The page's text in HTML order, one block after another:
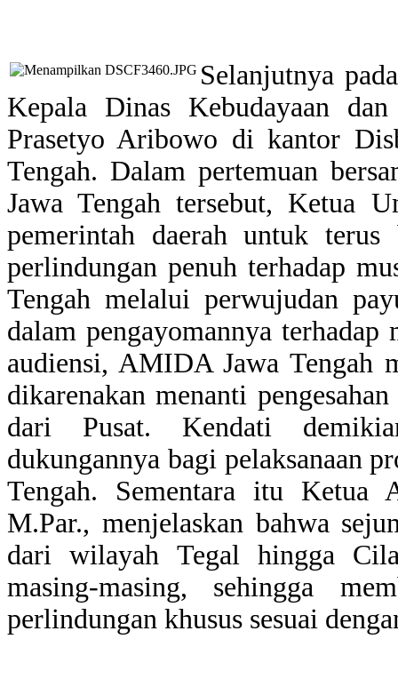
Selanjutnya
Kepala Dinas Kebudayaan
Prasetyo Aribowo di kantor
Tengah. Dalam pertemuan
Jawa Tengah tersebut, Ketua
pemerintah daerah untuk terus
perlindungan penuh terhadap
Tengah melalui perwujudan
dalam pengayomannya terhadap
audiensi, AMIDA Jawa Tengah
dikarenakan menanti
dari Pusat. Kendati
dukungannya bagi pelaksanaan
Tengah. Sementara itu Ketua
M.Par., menjelaskan bahwa
dari wilayah Tegal hingga
masing-masing, sehingga
perlindungan khusus sesuai